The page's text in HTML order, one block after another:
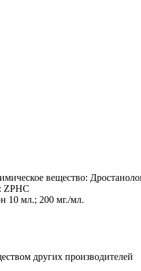
вещество:
ZPHC
10 мл.; 200 мг./мл.
других производителей